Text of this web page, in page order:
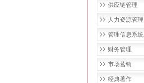
供应链管理
人力资源管理
管理信息系统
财务管理
市场营销
经典著作